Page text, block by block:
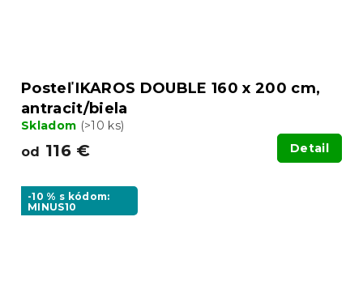
Posteľ IKAROS DOUBLE 160 x 200 cm,
antracit/biela
Skladom (>10 ks)
od 116 € Detail
-10 % s kódom:
MINUS10